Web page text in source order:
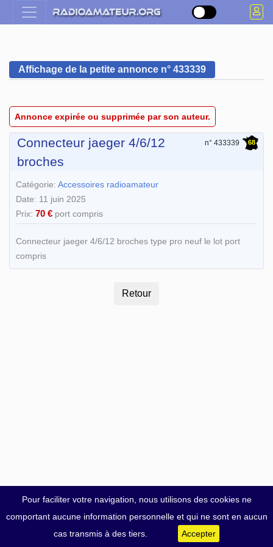
Pour faciliter votre navigation, nous utilisons des cookies ne
comportant aucune information personnelle et qui ne sont en aucun
cas transmis à des tiers.
Accepter
Affichage de la petite annonce n° 433339
Annonce expirée ou supprimée par son auteur.
Connecteur jaeger 4/6/12
broches
n° 433339 68
Catégorie: Accessoires radioamateur
Date: 11 juin 2025
Prix: 70 € port compris
Connecteur jaeger 4/6/12 broches type pro neuf le lot port
compris